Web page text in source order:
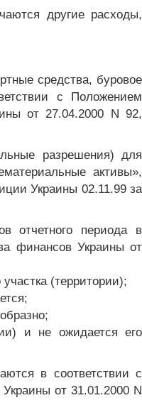
другие расходы,
средства, буровое
с Положением
от 27.04.2000 N 92,
разрешения) для
активы»,
Украины 02.11.99 за
отчетного периода в
финансов Украины от
(территории);
и не ожидается его
в соответствии с
от 31.01.2000 N